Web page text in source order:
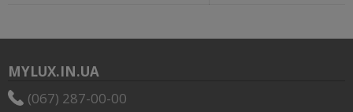
MYLUX.IN.UA
(067) 287-00-00